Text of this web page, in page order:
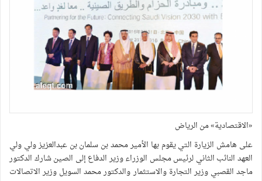
«الاقتصادية» من الرياض
على هامش الزيارة التي يقوم بها الأمير محمد بن سلمان بن عبدالعزيز ولي ولي
العهد النائب الثاني لرئيس مجلس الوزراء وزير الدفاع إلى الصين شارك الدكتور
ماجد القصبي وزير التجارة والاستثمار والدكتور محمد السويل وزير الاتصالات